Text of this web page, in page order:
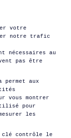
votre
notre trafic
nécessaires au
pas être
permet aux
vous montrer
pour
les
clé contrôle le